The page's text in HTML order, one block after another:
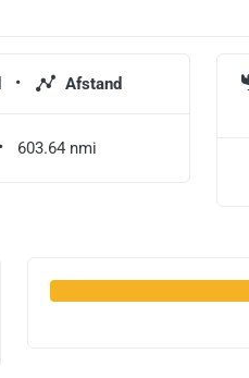
Afstand
603.64 nmi